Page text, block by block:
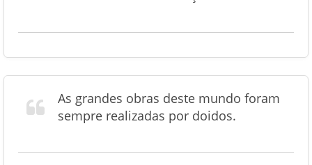
As grandes obras deste mundo foram
sempre realizadas por doidos.